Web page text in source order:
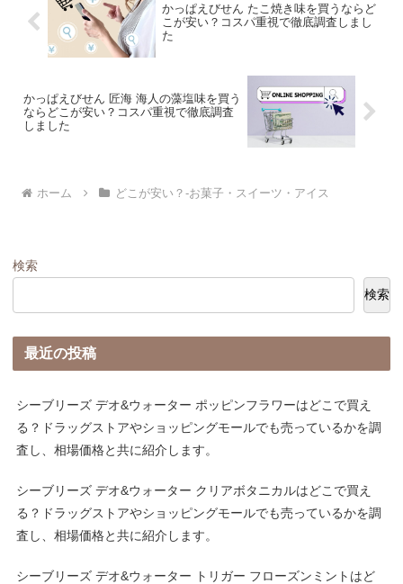
かっぱえびせん たこ焼き味を買うならど
こが安い？コスパ重視で徹底調査しまし
た
かっぱえびせん 匠海 海人の藻塩味を買う
ならどこが安い？コスパ重視で徹底調査
しました
ホーム どこが安い？-お菓子・スイーツ・アイス
検索
検索
最近の投稿
シーブリーズ デオ&ウォーター ポッピンフラワーはどこで買え
る？ドラッグストアやショッピングモールでも売っているかを調
査し、相場価格と共に紹介します。
シーブリーズ デオ&ウォーター クリアボタニカルはどこで買え
る？ドラッグストアやショッピングモールでも売っているかを調
査し、相場価格と共に紹介します。
シーブリーズ デオ&ウォーター トリガー フローズンミントはど